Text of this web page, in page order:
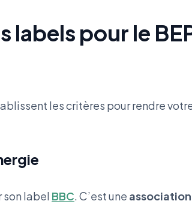
labels pour le
les critères pour rendre
son label BBC. C’est une association